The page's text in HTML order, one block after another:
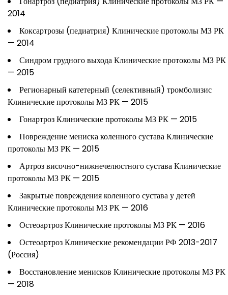
2014
Коксартрозы (педиатрия) Клинические протоколы МЗ РК
— 2014
Синдром грудного выхода Клинические протоколы МЗ РК
— 2015
Регионарный катетерный (селективный) тромболизис
Клинические протоколы МЗ РК — 2015
Гонартроз Клинические протоколы МЗ РК — 2015
Повреждение мениска коленного сустава Клинические
протоколы МЗ РК — 2015
Артроз височно-нижнечелюстного сустава Клинические
протоколы МЗ РК — 2015
Закрытые повреждения коленного сустава у детей
Клинические протоколы МЗ РК — 2016
Остеоартроз Клинические протоколы МЗ РК — 2016
Остеоартроз Клинические рекомендации РФ 2013-2017
(Россия)
Восстановление менисков Клинические протоколы МЗ РК
— 2018